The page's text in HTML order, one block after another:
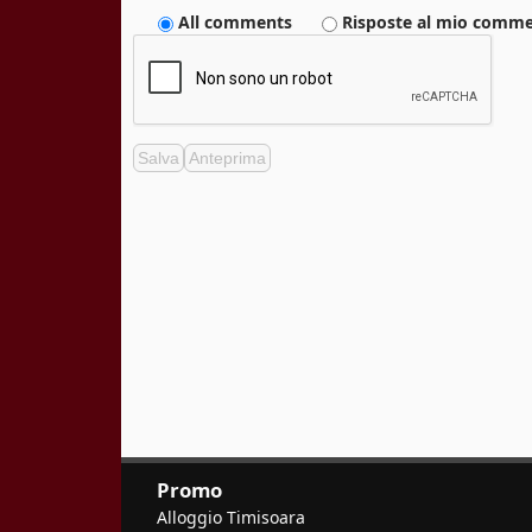
All comments Risposte al mio
Promo
Alloggio Timisoara